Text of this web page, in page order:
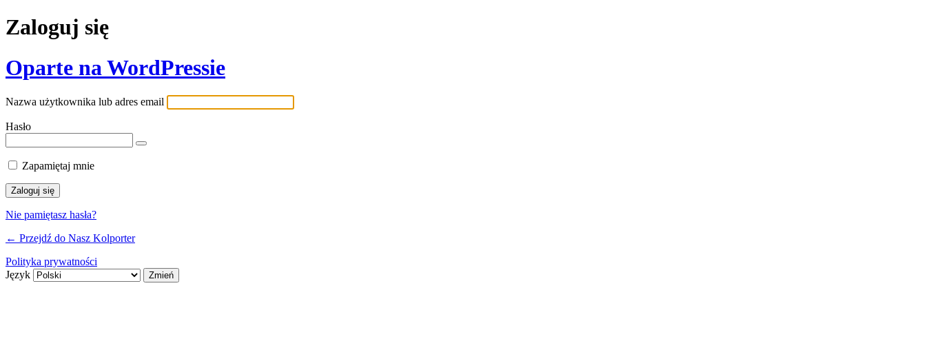
Zaloguj się
Oparte na WordPressie
Nazwa użytkownika lub adres email
Hasło
Zapamiętaj mnie
Nie pamiętasz hasła?
← Przejdź do Nasz Kolporter
Polityka prywatności
Język